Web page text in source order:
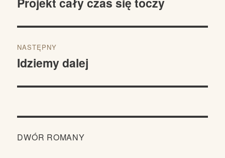
Poprzedni
NASTĘPNY
Następny
Idziemy dalej
DWÓR ROMANY